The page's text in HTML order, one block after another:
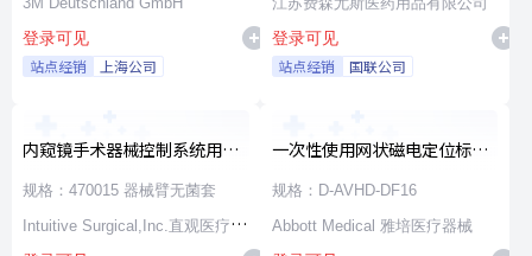
登录可见
站点经销 上海公司
登录可见
站点经销 国联公司
内窥镜手术器械控制系统用无
源器械和附件
规格：470015 器械臂无菌套
Intuitive Surgical,Inc.直观医疗公
一次性使用网状磁电定位标测
导管
规格：D-AVHD-DF16
Abbott Medical 雅培医疗器械